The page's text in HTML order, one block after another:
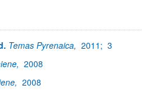
Temas Pyrenaica, 2011; 3
2008
2008